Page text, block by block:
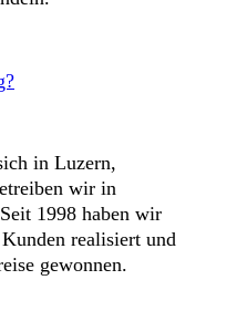
in Luzern,
wir in
1998 haben wir
realisiert und
gewonnen.